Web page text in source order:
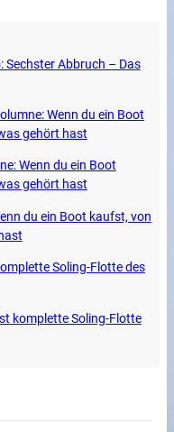
Sechster Abbruch – Das
Wenn du ein Boot
gehört hast
Wenn du ein Boot
gehört hast
du ein Boot kaufst, von
Soling-Flotte des
komplette Soling-Flotte